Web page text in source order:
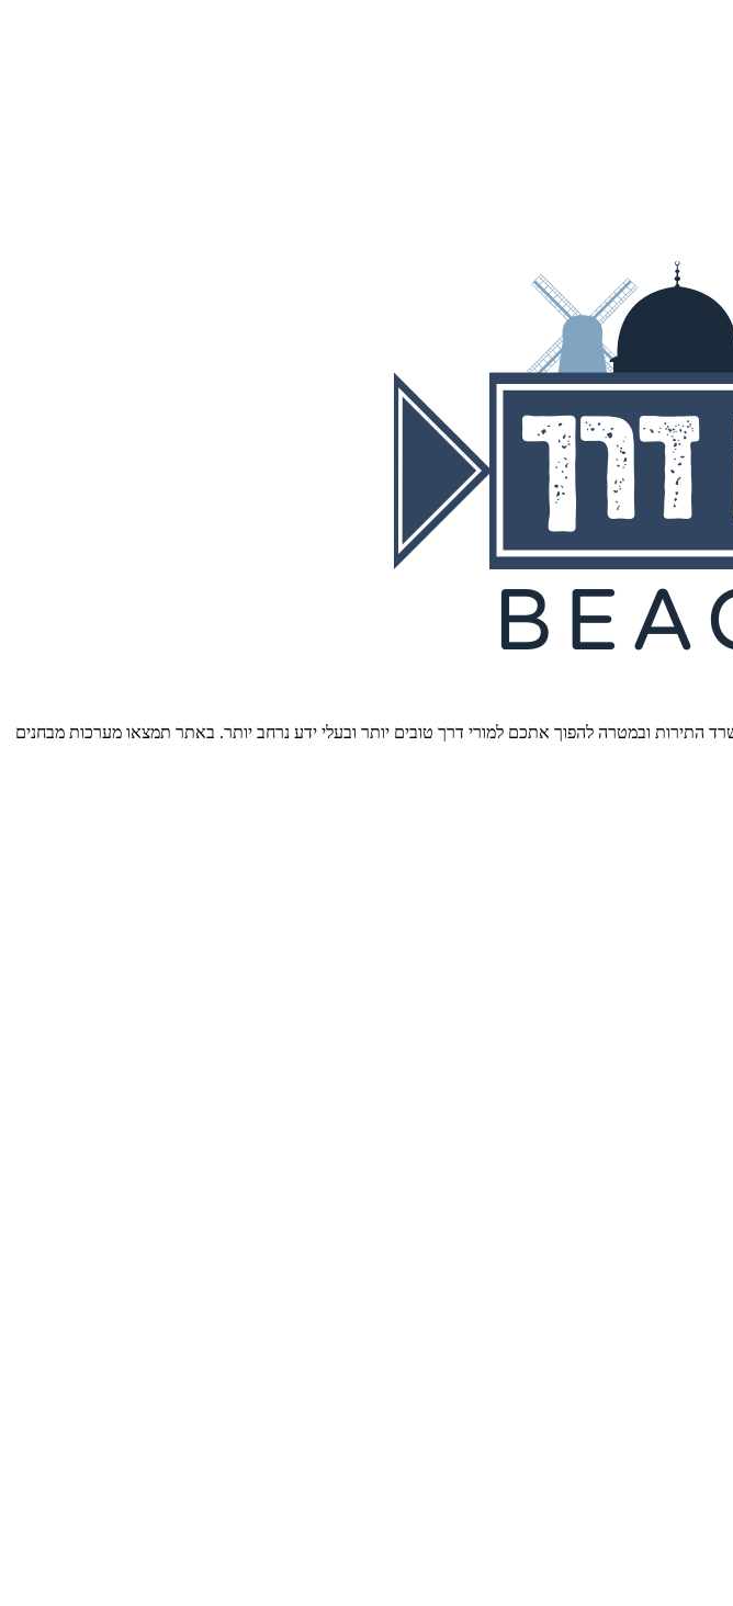
התירות ובמטרה להפוך אתכם למורי דרך טובים יותר ובעלי ידע נרחב יותר. באתר תמצאו מערכות מבחנים